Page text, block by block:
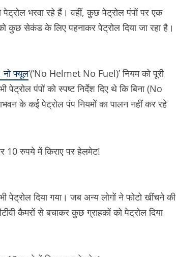
भरवा रहे हैं। वहीं, कुछ पेट्रोल पंपों पर एक
कुछ सेकंड के लिए पहनाकर पेट्रोल दिया जा रहा है।
नो फ्यूल‘(‘No Helmet No Fuel)’ नियम को पूरी
पंपों को स्पष्ट निर्देश दिए थे कि बिना (No
के कई पेट्रोल पंप नियमों का पालन नहीं कर रहे
पेट्रोल दिया गया। जब अन्य लोगों ने फोटो खींचने की
कैमरों से बचाकर कुछ ग्राहकों को पेट्रोल दिया